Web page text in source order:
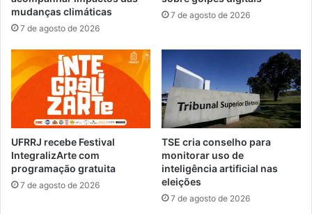
f
c
o
m
A
r
a
d
o
e
f
e
o
a
m
e
mudanças climáticas
7 de agosto de 2026
7 de agosto de 2026
UFRRJ recebe Festival
IntegralizArte com
programação gratuita
7 de agosto de 2026
TSE cria conselho para
monitorar uso de
inteligência artificial nas
eleições
7 de agosto de 2026